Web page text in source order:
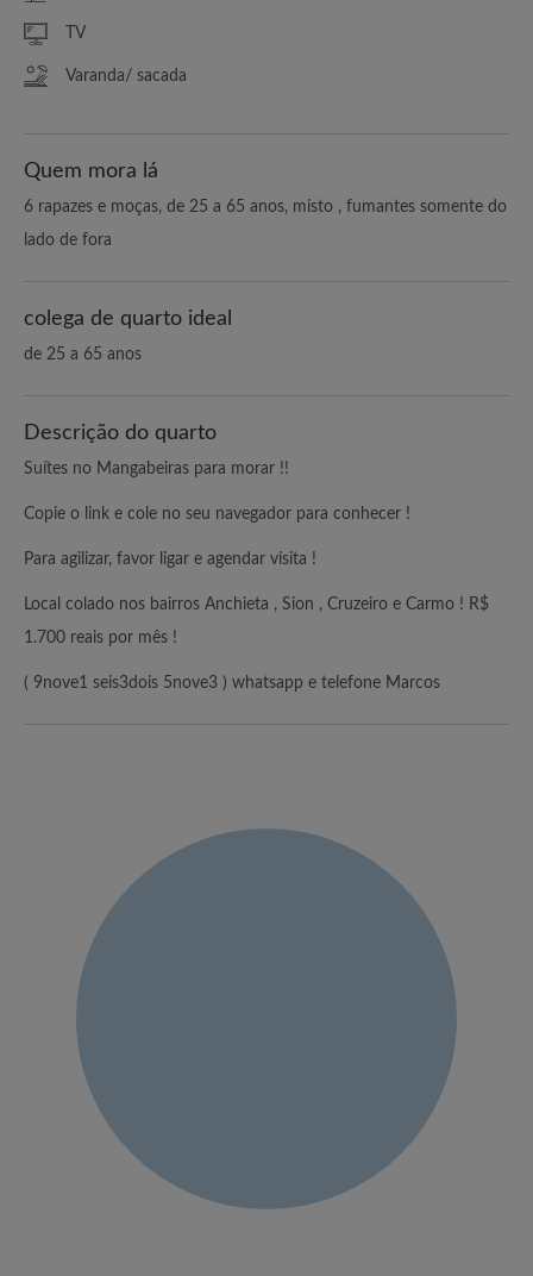
TV
Varanda/ sacada
Quem mora lá
6 rapazes e moças, de 25 a 65 anos, misto , fumantes somente do
lado de fora
colega de quarto ideal
de 25 a 65 anos
Descrição do quarto
Suítes no Mangabeiras para morar !!
Copie o link e cole no seu navegador para conhecer !
Para agilizar, favor ligar e agendar visita !
Local colado nos bairros Anchieta , Sion , Cruzeiro e Carmo ! R$
1.700 reais por mês !
( 9nove1 seis3dois 5nove3 ) whatsapp e telefone Marcos